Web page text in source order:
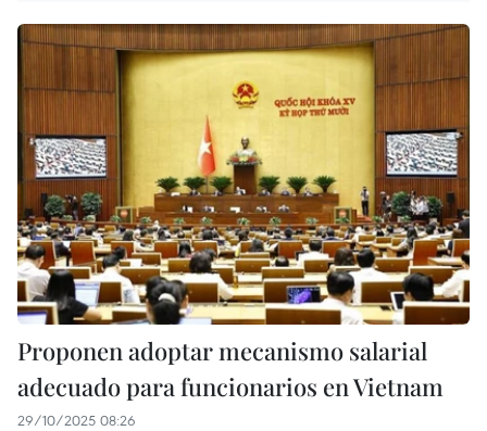
Proponen adoptar mecanismo salarial
adecuado para funcionarios en Vietnam
29/10/2025 08:26